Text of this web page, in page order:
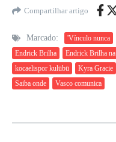
Compartilhar artigo
Marcado: 'Vínculo nunca
Endrick Brilha
Endrick Brilha na
kocaelispor kulübü
Kyra Gracie
Saiba onde
Vasco comunica